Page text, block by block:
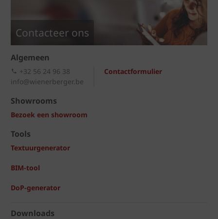
Contacteer ons
Algemeen
Contactformulier
+32 56 24 96 38
info@wienerberger.be
Showrooms
Bezoek een showroom
Tools
Textuurgenerator
BIM-tool
DoP-generator
Downloads